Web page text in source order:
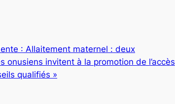
: Allaitement maternel : deux
onusiens invitent à la promotion de l’accès
qualifiés »